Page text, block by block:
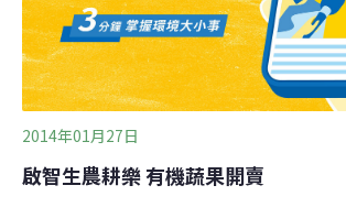
體重下降、肝臟損傷、微溶性貧血等症狀
利」高濃度吸入可能引起鼻、喉嚨和呼吸
食可能引
2014年01月27日
啟智生農耕樂 有機蔬果開賣